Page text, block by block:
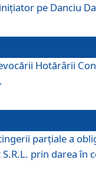
pe Danciu
Hotărârii
parţiale a
prin darea în